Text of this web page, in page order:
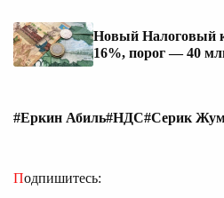
Новый Налоговый
16%, порог — 40
#Еркин Абиль#НДС#Серик
Подпишитесь: